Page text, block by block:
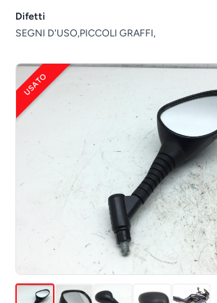
USATO
Difetti
SEGNI D'USO,PICCOLI GRAFFI,